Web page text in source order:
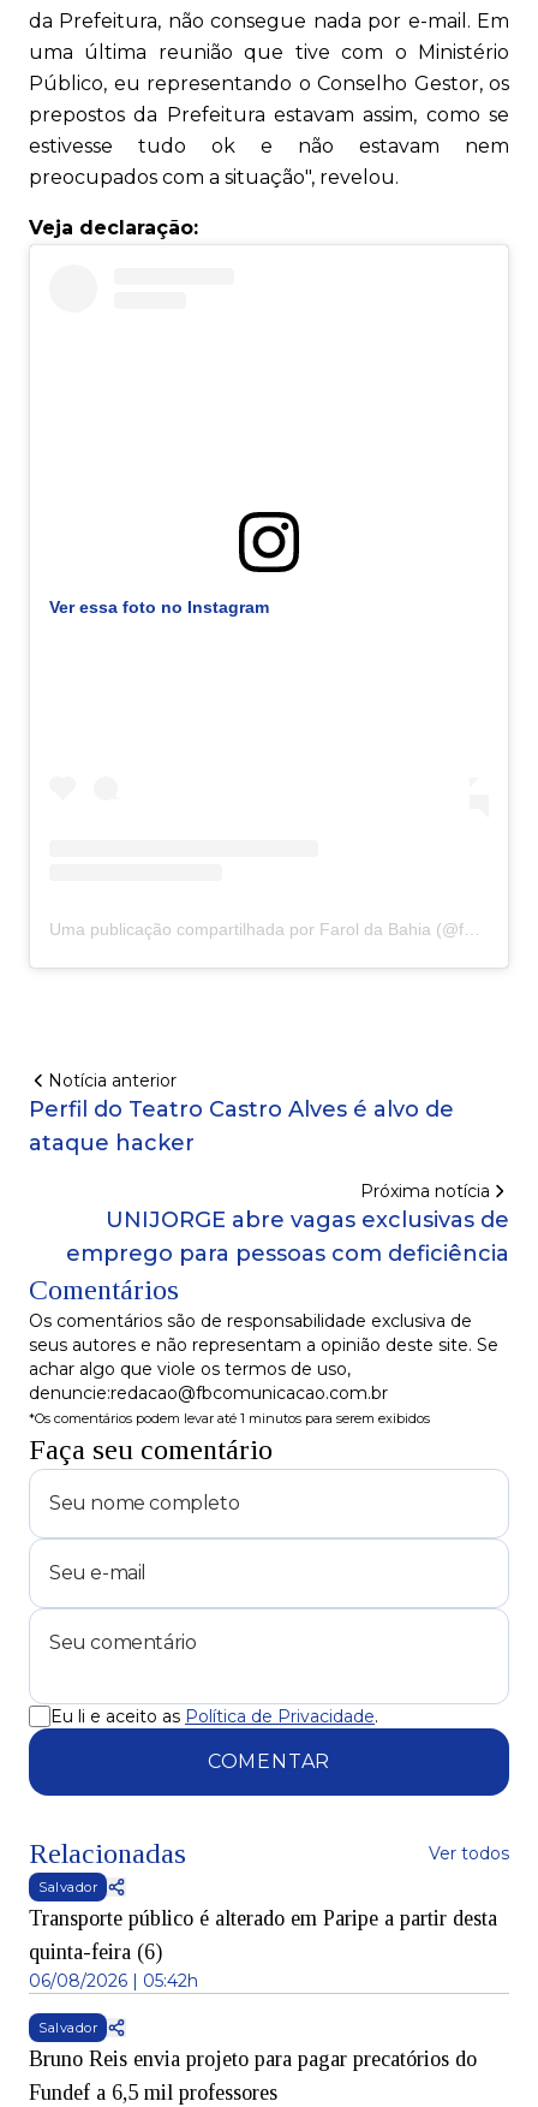
da Prefeitura, não consegue nada por e-mail. Em
uma última reunião que tive com o Ministério
Público, eu representando o Conselho Gestor, os
prepostos da Prefeitura estavam assim, como se
estivesse tudo ok e não estavam nem
preocupados com a situação", revelou.
Veja declaração:
Ver essa foto no Instagram
Notícia anterior
Perfil do Teatro Castro Alves é alvo de
ataque hacker
Próxima notícia
UNIJORGE abre vagas exclusivas de
emprego para pessoas com deficiência
Comentários
Os comentários são de responsabilidade exclusiva de
seus autores e não representam a opinião deste site. Se
achar algo que viole os termos de uso,
denuncie:redacao@fbcomunicacao.com.br
*Os comentários podem levar até 1 minutos para serem exibidos
Faça seu comentário
Eu li e aceito as Política de Privacidade.
COMENTAR
Relacionadas Ver todos
Salvador
Transporte público é alterado em Paripe a partir desta
quinta-feira (6)
06/08/2026 | 05:42h
Salvador
Bruno Reis envia projeto para pagar precatórios do
Fundef a 6,5 mil professores